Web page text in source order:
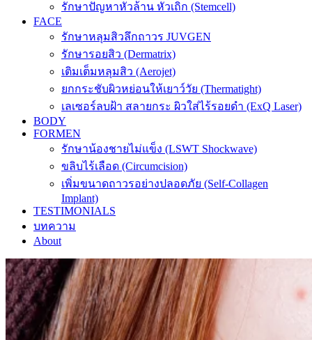
รักษาปัญหาหัวล้าน หัวเถิก (Stemcell)
FACE
รักษาหลุมสิวลึกถาวร JUVGEN
รักษารอยสิว (Dermatrix)
เติมเต็มหลุมสิว (Aerojet)
ยกกระชับผิวหย่อนให้เยาว์วัย (Thermatight)
เลเซอร์ลบฝ้า สลายกระ ผิวใส่ไร้รอยดำ (ExQ Laser)
BODY
FORMEN
รักษาน้องชายไม่แข็ง (LSWT Shockwave)
ขลิบไร้เลือด (Circumcision)
เพิ่มขนาดถาวรอย่างปลอดภัย (Self-Collagen
Implant)
TESTIMONIALS
บทความ
About